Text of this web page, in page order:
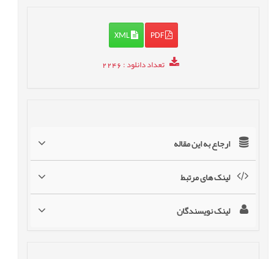
PDF
XML
تعداد دانلود: 2246
ارجاع به این مقاله
لینک های مرتبط
لینک نویسندگان